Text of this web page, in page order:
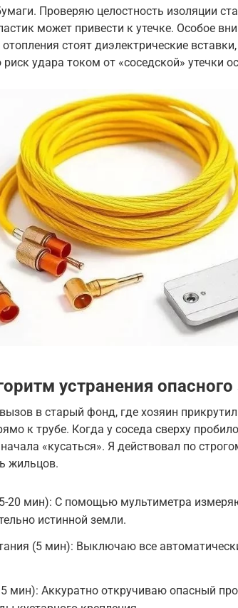
Проверяю целостность изоляции
может привести к утечке. Особое
стоят диэлектрические
удара током от «соседской» утечки
устранения опасного
в старый фонд, где хозяин
к трубе. Когда у соседа сверху
«кусаться». Я действовал по
жильцов.
20 мин): С помощью мультиметра
истинной земли.
(5 мин): Выключаю все
мин): Аккуратно откручиваю опасный